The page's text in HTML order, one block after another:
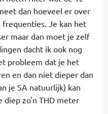
dan hoeveel er over
Je kan het
maar dan moet je zelf
dacht ik ook nog
probleem dat je het
en dan niet dieper dan
je SA natuurlijk) kan
diep zo'n THD meter